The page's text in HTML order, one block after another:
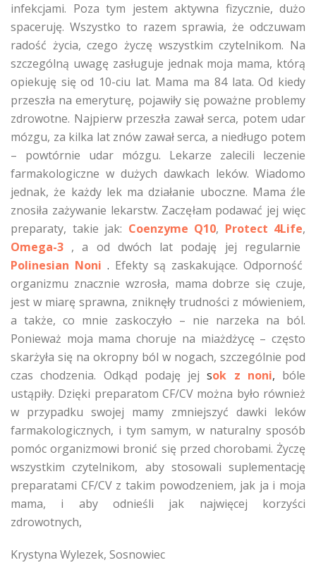
infekcjami. Poza tym jestem aktywna fizycznie, dużo
spaceruję. Wszystko to razem sprawia, że odczuwam
radość życia, czego życzę wszystkim czytelnikom. Na
szczególną uwagę zasługuje jednak moja mama, którą
opiekuję się od 10-ciu lat. Mama ma 84 lata. Od kiedy
przeszła na emeryturę, pojawiły się poważne problemy
zdrowotne. Najpierw przeszła zawał serca, potem udar
mózgu, za kilka lat znów zawał serca, a niedługo potem
– powtórnie udar mózgu. Lekarze zalecili leczenie
farmakologiczne w dużych dawkach leków. Wiadomo
jednak, że każdy lek ma działanie uboczne. Mama źle
znosiła zażywanie lekarstw. Zaczęłam podawać jej więc
preparaty, takie jak: Coenzyme Q10, Protect 4Life,
Omega-3 , a od dwóch lat podaję jej regularnie
Polinesian Noni . Efekty są zaskakujące. Odporność
organizmu znacznie wzrosła, mama dobrze się czuje,
jest w miarę sprawna, zniknęły trudności z mówieniem,
a także, co mnie zaskoczyło – nie narzeka na ból.
Ponieważ moja mama choruje na miażdżycę – często
skarżyła się na okropny ból w nogach, szczególnie pod
czas chodzenia. Odkąd podaję jej sok z noni, bóle
ustąpiły. Dzięki preparatom CF/CV można było również
w przypadku swojej mamy zmniejszyć dawki leków
farmakologicznych, i tym samym, w naturalny sposób
pomóc organizmowi bronić się przed chorobami. Życzę
wszystkim czytelnikom, aby stosowali suplementację
preparatami CF/CV z takim powodzeniem, jak ja i moja
mama, i aby odnieśli jak najwięcej korzyści
zdrowotnych,
Krystyna Wylezek, Sosnowiec